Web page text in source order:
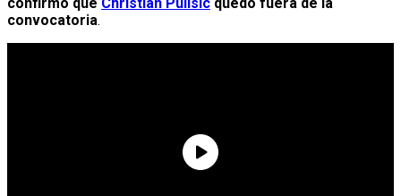
confirmó que Christian Pulisic quedó fuera de la
convocatoria.